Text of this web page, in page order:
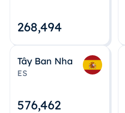
268,495
Tây Ban Nha
ES
576,463